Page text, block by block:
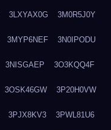
3LXYAX0G 3M0R5J0Y
3MYP6NEF 3N0IPODU
3NISGAEP 3O3KQQ4F
3OSK46GW 3P20H0VW
3PJX8KV3 3PWL81U6